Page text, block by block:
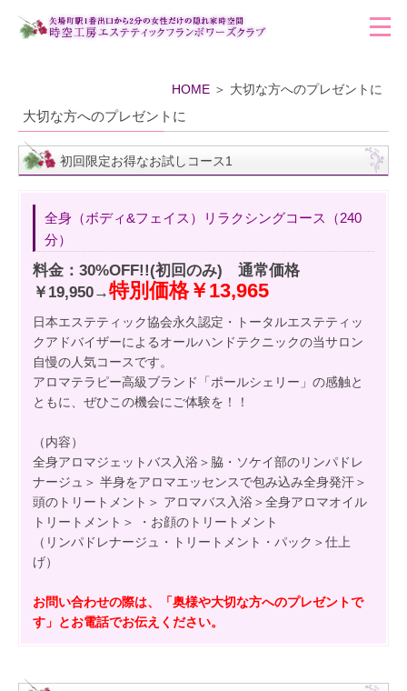
HOME ＞ 大切な方へのプレゼントに
大切な方へのプレゼントに
初回限定お得なお試しコース1
全身（ボディ&フェイス）リラクシングコース（240
分）
料金： 30%OFF!!(初回のみ) 通常価格
￥19,950→特別価格￥13,965
日本エステティック協会永久認定・トータルエステティッ
クアドバイザーによるオールハンドテクニックの当サロン
自慢の人気コースです。
アロマテラピー高級ブランド「ポールシェリー」の感触と
ともに、ぜひこの機会にご体験を！！
（内容）
全身アロマジェットバス入浴＞脇・ソケイ部のリンパドレ
ナージュ＞ 半身をアロマエッセンスで包み込み全身発汗＞
頭のトリートメント＞ アロマバス入浴＞全身アロマオイル
トリートメント＞ ・お顔のトリートメント
（リンパドレナージュ・トリートメント・パック＞仕上
げ）
お問い合わせの際は、「奥様や大切な方へのプレゼントで
す」とお電話でお伝えください。